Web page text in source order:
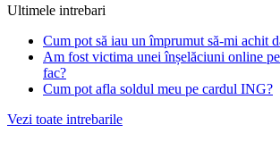
Ultimele intrebari
Cum pot să iau un împrumut să-mi achit
Am fost victima unei înșelăciuni online
fac?
Cum pot afla soldul meu pe cardul ING?
Vezi toate intrebarile